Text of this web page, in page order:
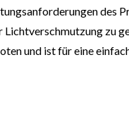
des
zu
und ist für eine